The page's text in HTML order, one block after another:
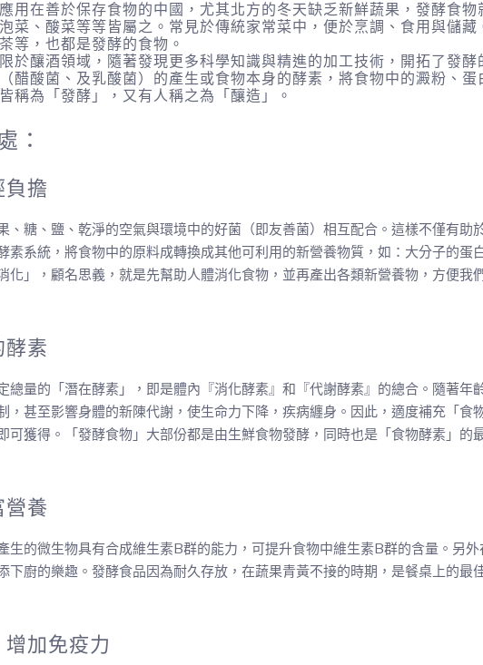
用在善於保存食物的中國，尤其北方的冬天缺乏新鮮蔬果，發酵食
菜、酸菜等等皆屬之。常見於傳統家常菜中，便於烹調、食用與儲
等，也都是發酵的食物。
於釀酒領域，隨著發現更多科學知識與精進的加工技術，開拓了發
醋酸菌、及乳酸菌）的產生或食物本身的酵素，將食物中的澱粉、
稱為「發酵」，又有人稱之為「釀造」。
：
負擔
、糖、鹽、乾淨的空氣與環境中的好菌（即友善菌）相互配合。這樣不僅有
素系統，將食物中的原料成轉換成其他可利用的新營養物質，如：大分子的
化」，顧名思義，就是先幫助人體消化食物，並再產出各類新營養物，方便我
素
總量的「潛在酵素」，即是體內『消化酵素』和『代謝酵素』的總合。隨著
，甚至影響身體的新陳代謝，使生命力下降，疾病纏身。因此，適度補充「
可獲得。「發酵食物」大部份都是由生鮮食物發酵，同時也是「食物酵素」的
營養
生的微生物具有合成維生素B群的能力，可提升食物中維生素B群的含量。另
下廚的樂趣。發酵食品因為耐久存放，在蔬果青黃不接的時期，是餐桌上的最
加免疫力